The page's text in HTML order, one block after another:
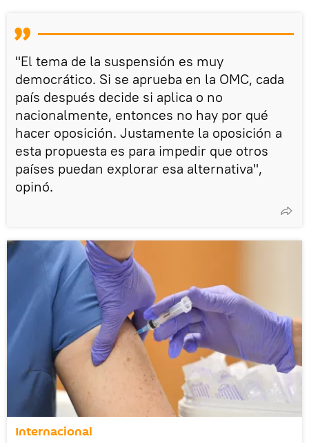
"El tema de la suspensión es muy
democrático. Si se aprueba en la OMC, cada
país después decide si aplica o no
nacionalmente, entonces no hay por qué
hacer oposición. Justamente la oposición a
esta propuesta es para impedir que otros
países puedan explorar esa alternativa",
opinó.
Internacional